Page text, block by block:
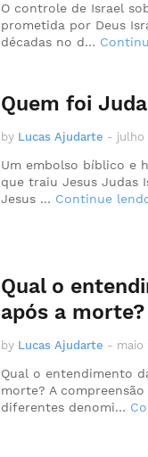
O controle de Israel
prometida por Deus
décadas no d…
Quem foi
by Lucas Ajudarte - julho
Um embolso bíblico e
que traiu Jesus Judas
Jesus … Continue
Qual o
após a morte?
by Lucas Ajudarte - maio
Qual o entendimento
morte? A
diferentes denomi…